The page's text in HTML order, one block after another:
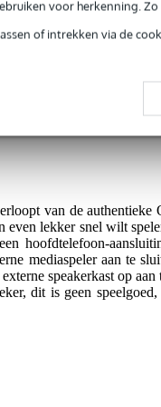
voor herkenning.
of intrekken via de
van de authentieke
even lekker snel wilt
hoofdtelefoon-
mediaspeler aan te
speakerkast op
dit is geen